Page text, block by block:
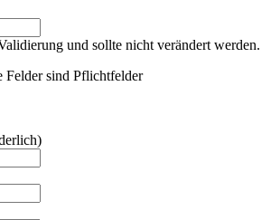
und sollte nicht verändert werden.
Felder sind Pflichtfelder